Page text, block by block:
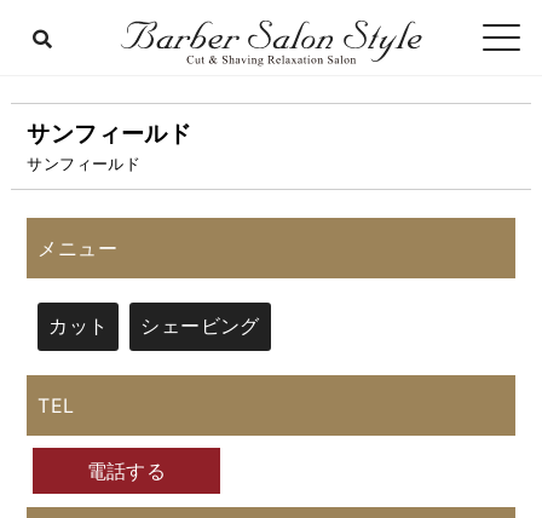
サンフィールド
サンフィールド
メニュー
カット シェービング
TEL
電話する